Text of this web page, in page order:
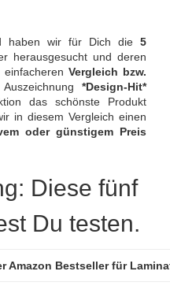
haben wir für Dich die 5
herausgesucht und deren
Vergleich bzw.
*Design-Hit*
das schönste Produkt
in diesem Vergleich einen
oder günstigem Preis
Diese fünf
Du testen.
Amazon Bestseller für